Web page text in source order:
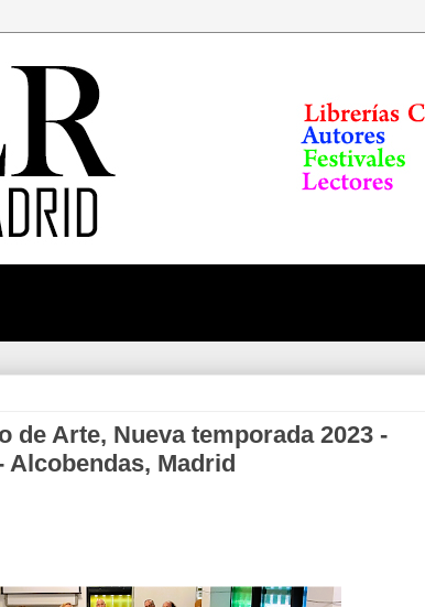
de Arte, Nueva temporada 2023 -
Alcobendas, Madrid